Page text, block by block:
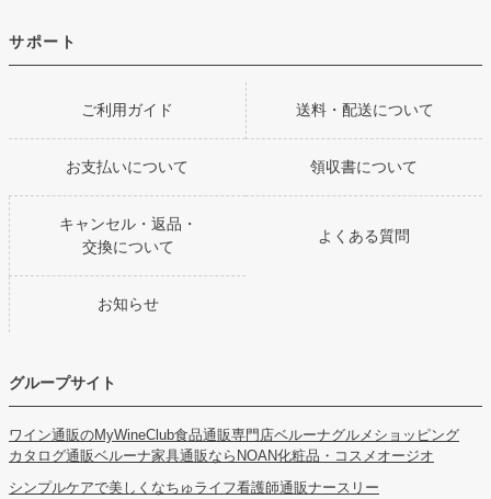
サポート
ご利用ガイド 送料・配送について
お支払いについて 領収書について
キャンセル・返品・
交換について
よくある質問
お知らせ
グループサイト
ワイン通販のMyWineClub食品通販専門店ベルーナグルメショッピング
カタログ通販ベルーナ家具通販ならNOAN化粧品・コスメオージオ
シンプルケアで美しくなちゅライフ看護師通販ナースリー